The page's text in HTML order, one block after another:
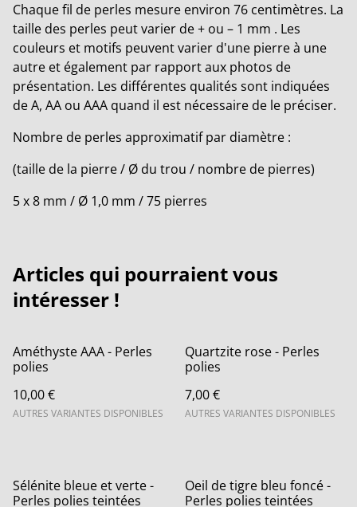
Chaque fil de perles mesure environ 76 centimètres. La
taille des perles peut varier de + ou – 1 mm . Les
couleurs et motifs peuvent varier d'une pierre à une
autre et également par rapport aux photos de
présentation. Les différentes qualités sont indiquées
de A, AA ou AAA quand il est nécessaire de le préciser.
Nombre de perles approximatif par diamètre :
(taille de la pierre / Ø du trou / nombre de pierres)
5 x 8 mm / Ø 1,0 mm / 75 pierres
Articles qui pourraient vous
intéresser !
Améthyste AAA - Perles
polies
10,00 €
AUTRES VARIANTES DISPONIBLES
Quartzite rose - Perles
polies
7,00 €
AUTRES VARIANTES DISPONIBLES
Sélénite bleue et verte -
Perles polies teintées
Oeil de tigre bleu foncé -
Perles polies teintées